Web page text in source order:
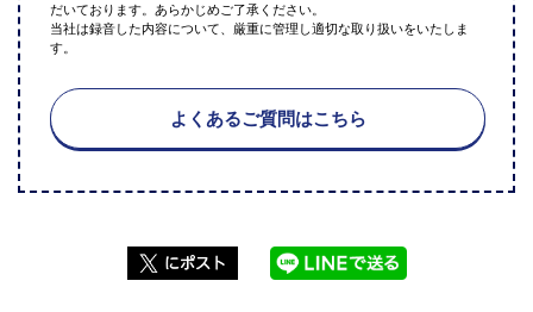
だいております。あらかじめご了承ください。
当社は録音した内容について、厳重に管理し適切な取り扱いをいたしま
す。
よくあるご質問はこちら